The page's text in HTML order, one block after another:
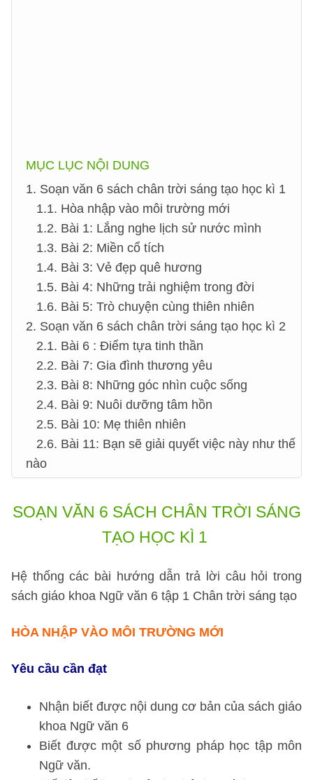
MỤC LỤC NỘI DUNG
1. Soạn văn 6 sách chân trời sáng tạo học kì 1
1.1. Hòa nhập vào môi trường mới
1.2. Bài 1: Lắng nghe lịch sử nước mình
1.3. Bài 2: Miền cổ tích
1.4. Bài 3: Vẻ đẹp quê hương
1.5. Bài 4: Những trải nghiệm trong đời
1.6. Bài 5: Trò chuyện cùng thiên nhiên
2. Soạn văn 6 sách chân trời sáng tạo học kì 2
2.1. Bài 6 : Điểm tựa tinh thần
2.2. Bài 7: Gia đình thương yêu
2.3. Bài 8: Những góc nhìn cuộc sống
2.4. Bài 9: Nuôi dưỡng tâm hồn
2.5. Bài 10: Mẹ thiên nhiên
2.6. Bài 11: Bạn sẽ giải quyết việc này như thế
nào
SOẠN VĂN 6 SÁCH CHÂN TRỜI SÁNG
TẠO HỌC KÌ 1
Hệ thống các bài hướng dẫn trả lời câu hỏi trong
sách giáo khoa Ngữ văn 6 tập 1 Chân trời sáng tạo
HÒA NHẬP VÀO MÔI TRƯỜNG MỚI
Yêu cầu cần đạt
Nhận biết được nội dung cơ bản của sách giáo
khoa Ngữ văn 6
Biết được một số phương pháp học tập môn
Ngữ văn.